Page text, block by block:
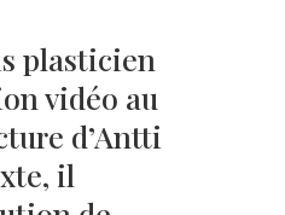
plasticien
vidéo au
d’Antti
il